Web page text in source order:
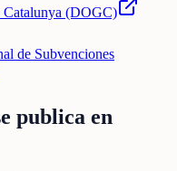
Catalunya (DOGC)
de Subvenciones
publica en